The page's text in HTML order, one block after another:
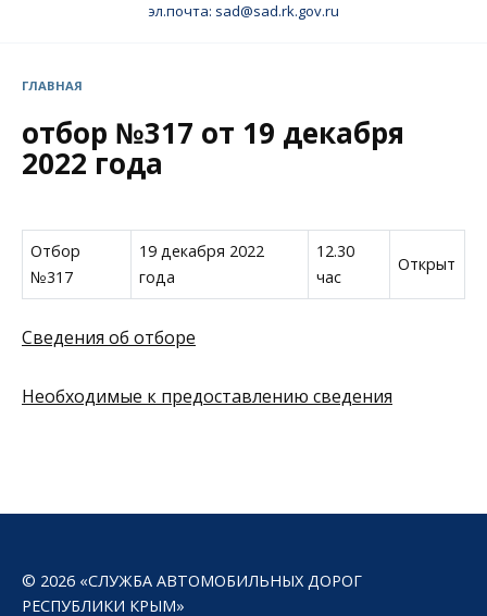
эл.почта: sad@sad.rk.gov.ru
ГЛАВНАЯ
отбор №317 от 19 декабря
2022 года
Отбор
№317
19 декабря 2022
года
12.30
час
Открыт
Сведения об отборе
Необходимые к предоставлению сведения
© 2026 «СЛУЖБА АВТОМОБИЛЬНЫХ ДОРОГ
РЕСПУБЛИКИ КРЫМ»